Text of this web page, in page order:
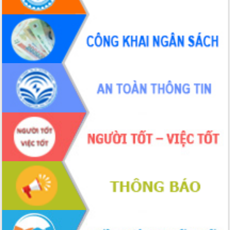
Định vị cà phê Việt Nam như một “di
sản sống” trong dòng chảy toàn cầu
Xây dựng nông thôn mới: Nâng cao đời
sống người dân từ những mô hình thiết
thực
Quyết liệt tháo gỡ vướng mắc, đẩy
nhanh tiến độ các dự án trọng điểm
trong Khu kinh tế Nam Phú Yên
Hòn Yến phát triển du lịch gắn với bảo
tồn biển
Lấy ý kiến điều chỉnh Quy hoạch tỉnh
Đắk Lắk thời kỳ 2021-2030, tầm nhìn
đến năm 2050
Phát động chiến dịch 30 ngày đêm
giải phóng mặt bằng Tuyến đường bộ
ven biển
Đắk Lắk nỗ lực thúc đẩy tăng trưởng
kinh tế từ 10% trở lên trong Quý
Đắk Lắk ký kết thỏa thuận hợp tác về